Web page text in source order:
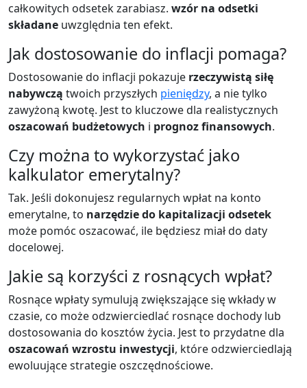
całkowitych odsetek zarabiasz. wzór na odsetki
składane uwzględnia ten efekt.
Jak dostosowanie do inflacji pomaga?
Dostosowanie do inflacji pokazuje rzeczywistą siłę
nabywczą twoich przyszłych pieniędzy, a nie tylko
zawyżoną kwotę. Jest to kluczowe dla realistycznych
oszacowań budżetowych i prognoz finansowych.
Czy można to wykorzystać jako
kalkulator emerytalny?
Tak. Jeśli dokonujesz regularnych wpłat na konto
emerytalne, to narzędzie do kapitalizacji odsetek
może pomóc oszacować, ile będziesz miał do daty
docelowej.
Jakie są korzyści z rosnących wpłat?
Rosnące wpłaty symulują zwiększające się wkłady w
czasie, co może odzwierciedlać rosnące dochody lub
dostosowania do kosztów życia. Jest to przydatne dla
oszacowań wzrostu inwestycji, które odzwierciedlają
ewoluujące strategie oszczędnościowe.